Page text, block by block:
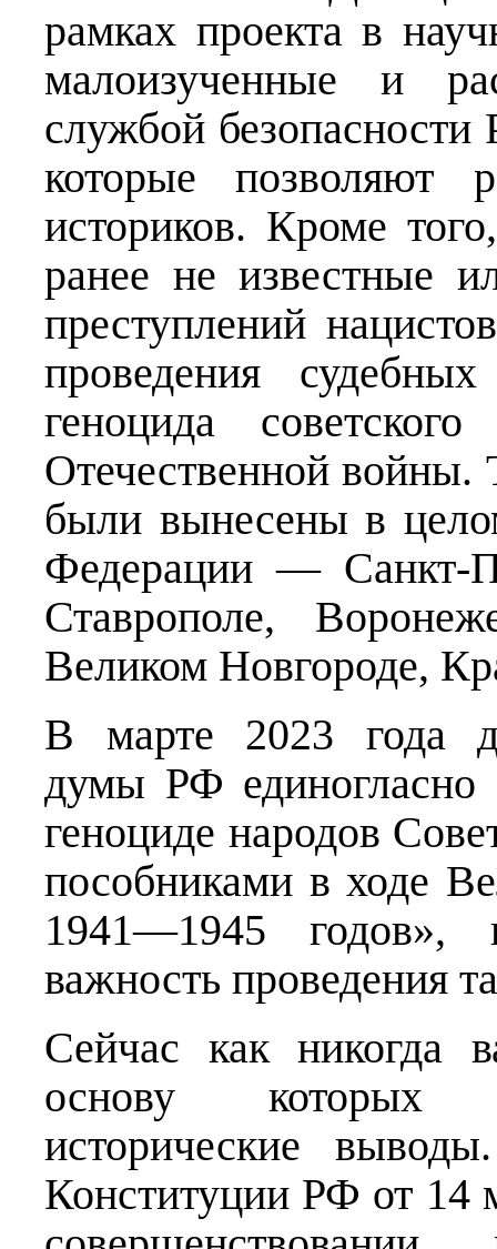
рамках проекта в
малоизученные и
службой
которые позволяют
историков. Кроме
ранее не известные
преступлений
проведения
геноцида
Отечественной войны.
были вынесены в
Федерации — Санкт-
Ставрополе,
Великом Новгороде,
В марте 2023 года
думы РФ единогласно
геноциде народов
пособниками в ходе
1941—1945 годов»,
важность проведения
Сейчас как никогда
основу которых
исторические
Конституции РФ от